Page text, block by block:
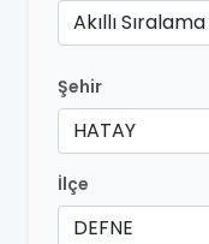
Akıllı Sıralama
Şehir
HATAY
İlçe
DEFNE